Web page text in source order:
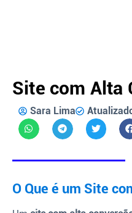
Site com Alta
Sara Lima
O Que é um Site